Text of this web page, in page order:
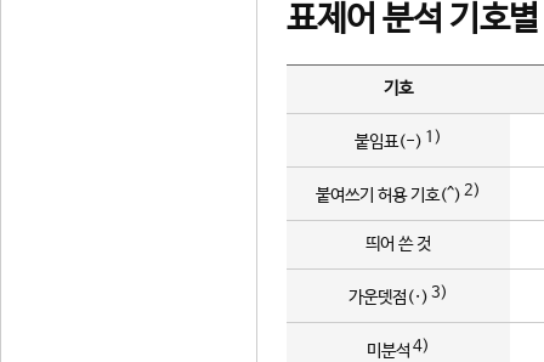
표제어 분석 기호
기호
붙임표(-) 1)
붙여쓰기 허용 기호(^) 2)
띄어 쓴 것
가운뎃점(·) 3)
미분석 4)